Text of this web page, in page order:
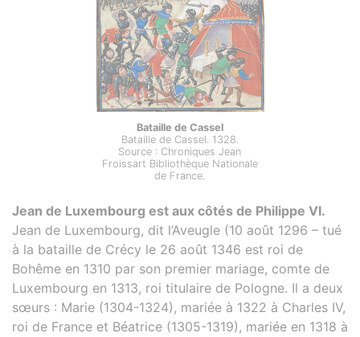
Bataille de Cassel
Bataille de Cassel. 1328.
Source : Chroniques Jean
Froissart Bibliothèque Nationale
de France.
Jean de Luxembourg est aux côtés de Philippe VI.
Jean de Luxembourg, dit l’Aveugle (10 août 1296 – tué
à la bataille de Crécy le 26 août 1346 est roi de
Bohême en 1310 par son premier mariage, comte de
Luxembourg en 1313, roi titulaire de Pologne. Il a deux
sœurs : Marie (1304-1324), mariée à 1322 à Charles IV,
roi de France et Béatrice (1305-1319), mariée en 1318 à